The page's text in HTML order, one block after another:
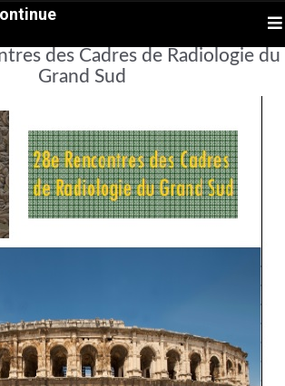
ontinue
des Cadres de Radiologie du
Grand Sud